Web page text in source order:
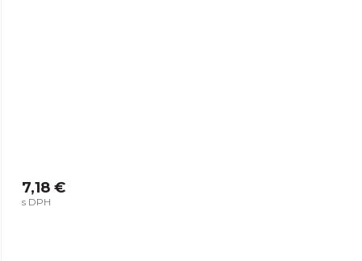
7,18 €
s DPH